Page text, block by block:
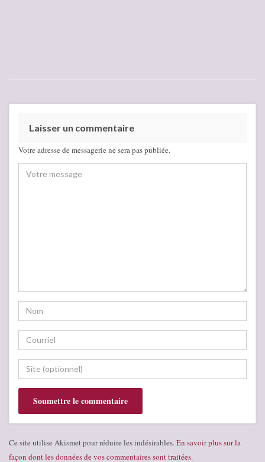
Laisser un commentaire
Votre adresse de messagerie ne sera pas publiée.
Ce site utilise Akismet pour réduire les indésirables. En savoir plus sur la
façon dont les données de vos commentaires sont traitées.